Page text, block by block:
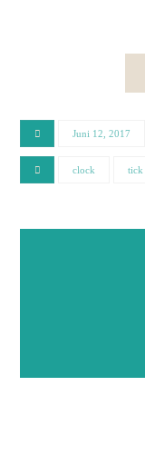
Juni 12, 2017
clock tick